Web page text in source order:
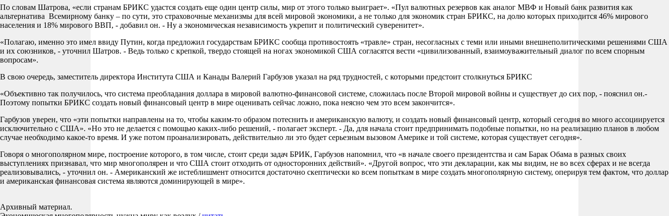
По словам Шатрова, «если странам БРИКС удастся создать еще один центр силы, мир от этого только выиграет». «Пул валютных резервов как аналог МВФ и Новый банк развития как
альтернатива Всемирному банку – по сути, это страховочные механизмы для всей мировой экономики, а не только для экономик стран БРИКС, на долю которых приходится 46% мирового
населения и 18% мирового ВВП, - добавил он. - Ну а экономическая независимость укрепит и политический суверенитет».
«Полагаю, именно это имел ввиду Путин, когда предложил государствам БРИКС сообща противостоять «травле» стран, несогласных с теми или иными внешнеполитическими решениями США
и их союзников, - уточнил Шатров. - Ведь только с крепкой, твердо стоящей на ногах экономикой США согласятся вести «цивилизованный, взаимоуважительный диалог по всем спорным
вопросам».
В свою очередь, заместитель директора Института США и Канады Валерий Гарбузов указал на ряд трудностей, с которыми предстоит столкнуться БРИКС
«Объективно так получилось, что система преобладания доллара в мировой валютно-финансовой системе, сложилась после Второй мировой войны и существует до сих пор, - пояснил он.-
Поэтому попытки БРИКС создать новый финансовый центр в мире оценивать сейчас ложно, пока неясно чем это всем закончится».
Гарбузов уверен, что «эти попытки направлены на то, чтобы каким-то образом потеснить и американскую валюту, и создать новый финансовый центр, который сегодня во много ассоциируется
исключительно с США». «Но это не делается с помощью каких-либо решений, - полагает эксперт. - Да, для начала стоит предпринимать подобные попытки, но на реализацию планов в любом
случае необходимо какое-то время. И уже потом проанализировать, действительно ли это будет серьезным вызовом Америке и той системе, которая существует сегодня».
Говоря о многополярном мире, построение которого, в том числе, стоит среди задач БРИК, Гарбузов напомнил, что «в начале своего президентства и сам Барак Обама в разных своих
выступлениях признавал, что мир многополярен и что США стоит отходить от односторонних действий». «Другой вопрос, что эти декларации, как мы видим, не во всех сферах и не всегда
реализовывались, - уточнил он. - Американский же истеблишмент относится достаточно скептически ко всем попыткам в мире создать многополярную систему, оперируя тем фактом, что доллар
и американская финансовая система являются доминирующей в мире».
Архивный материал.